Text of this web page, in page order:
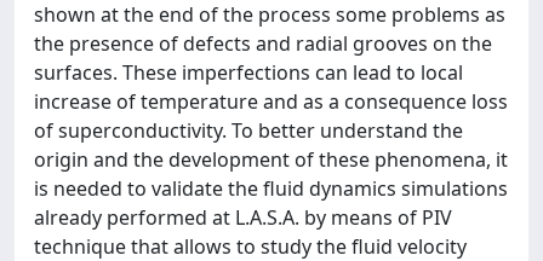
shown at the end of the process some problems as
the presence of defects and radial grooves on the
surfaces. These imperfections can lead to local
increase of temperature and as a consequence loss
of superconductivity. To better understand the
origin and the development of these phenomena, it
is needed to validate the fluid dynamics simulations
already performed at L.A.S.A. by means of PIV
technique that allows to study the fluid velocity